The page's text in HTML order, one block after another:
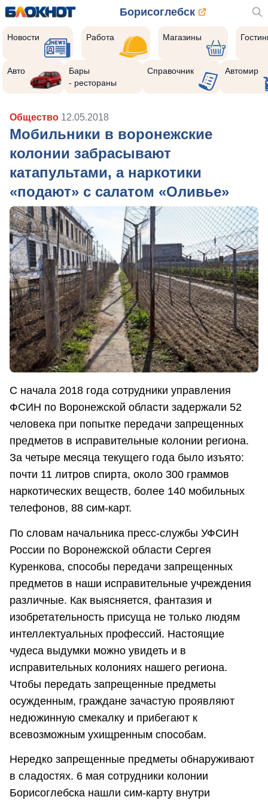
Борисоглебск
Новости Работа Магазины
Авто
Бары
- рестораны
Справочник Автомир
Общество 12.05.2018
Мобильники в воронежские
колонии забрасывают
катапультами, а наркотики
«подают» с салатом «Оливье»
С начала 2018 года сотрудники управления
ФСИН по Воронежской области задержали 52
человека при попытке передачи запрещенных
предметов в исправительные колонии региона.
За четыре месяца текущего года было изъято:
почти 11 литров спирта, около 300 граммов
наркотических веществ, более 140 мобильных
телефонов, 88 сим-карт.
По словам начальника пресс-службы УФСИН
России по Воронежской области Сергея
Куренкова, способы передачи запрещенных
предметов в наши исправительные учреждения
различные. Как выясняется, фантазия и
изобретательность присуща не только людям
интеллектуальных профессий. Настоящие
чудеса выдумки можно увидеть и в
исправительных колониях нашего региона.
Чтобы передать запрещенные предметы
осужденным, граждане зачастую проявляют
недюжинную смекалку и прибегают к
всевозможным ухищренным способам.
Нередко запрещенные предметы обнаруживают
в сладостях. 6 мая сотрудники колонии
Борисоглебска нашли сим-карту внутри